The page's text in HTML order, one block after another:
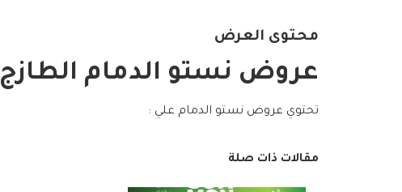
محتوى العرض
عروض نستو الدمام الطازج
تحتوي عروض نستو الدمام علي :
مقالات ذات صلة